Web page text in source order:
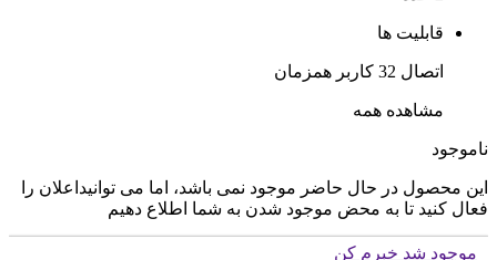
قابلیت ها
اتصال 32 کاربر همزمان
مشاهده همه
ناموجود
این محصول در حال حاضر موجود نمی باشد، اما می توانیداعلان را
فعال کنید تا به محض موجود شدن به شما اطلاع دهیم
موجود شد خبرم کن